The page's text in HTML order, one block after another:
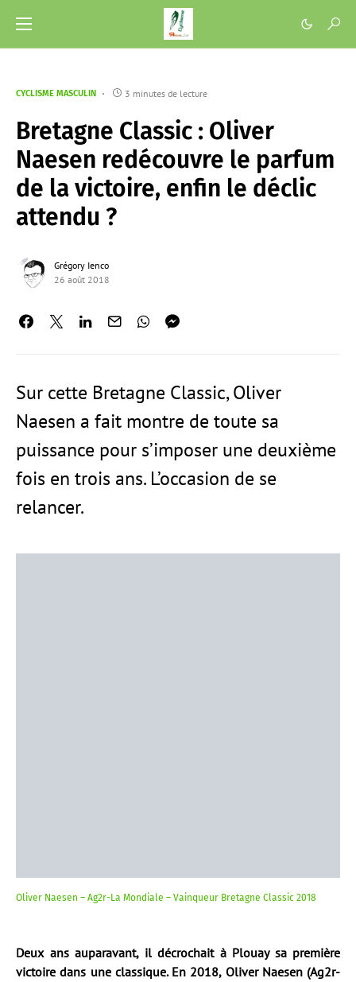
CYCLISME MASCULIN 3 minutes de lecture
Bretagne Classic : Oliver
Naesen redécouvre le parfum
de la victoire, enfin le déclic
attendu ?
Grégory Ienco
26 août 2018
Sur cette Bretagne Classic, Oliver
Naesen a fait montre de toute sa
puissance pour s’imposer une deuxième
fois en trois ans. L’occasion de se
relancer.
Oliver Naesen – Ag2r-La Mondiale – Vainqueur Bretagne Classic 2018
Deux ans auparavant, il décrochait à Plouay sa première
victoire dans une classique. En 2018, Oliver Naesen (Ag2r-